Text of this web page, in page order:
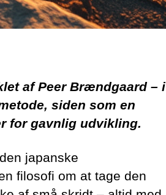
af Peer Brændgaard – i
siden som en
for gavnlig udvikling.
japanske
filosofi om at tage den